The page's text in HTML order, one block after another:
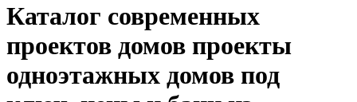
Каталог современных
проектов домов проекты
одноэтажных домов под